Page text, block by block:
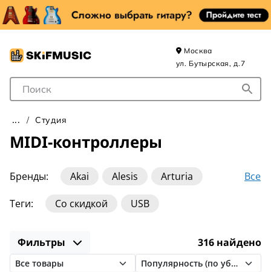
Поле для Поиска
Москва
ул. Бутырская, д.7
Студия
MIDI-контроллеры
Бренды: Все
Akai Alesis
Arturia
Behringer
ICON
Native Instruments
Novation
One Control
PreSonus
Rockboard
Теги: Со скидкой USB
Фильтры 316 найдено